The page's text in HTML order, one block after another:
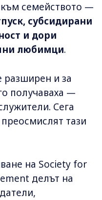
семейството —
субсидирани
и дори
любимци.
разширен и за
получаваха —
Сега
тази
на Society for
делът на